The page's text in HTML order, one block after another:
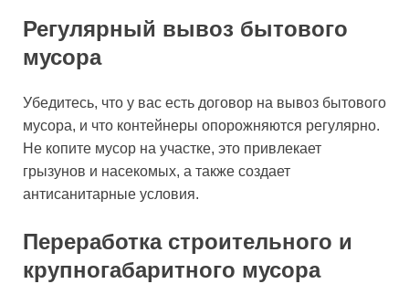
Регулярный вывоз бытового
мусора
Убедитесь, что у вас есть договор на вывоз бытового
мусора, и что контейнеры опорожняются регулярно.
Не копите мусор на участке, это привлекает
грызунов и насекомых, а также создает
антисанитарные условия.
Переработка строительного и
крупногабаритного мусора